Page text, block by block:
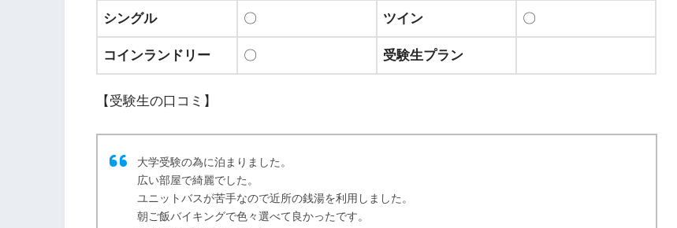
シングル 〇 ツイン 〇
コインランドリー 〇 受験生プラン
【受験生の口コミ】
大学受験の為に泊まりました。
広い部屋で綺麗でした。
ユニットバスが苦手なので近所の銭湯を利用しました。
朝ご飯バイキングで色々選べて良かったです。